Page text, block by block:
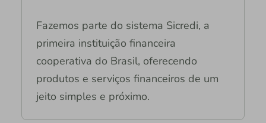
Fazemos parte do sistema Sicredi, a
primeira instituição financeira
cooperativa do Brasil, oferecendo
produtos e serviços financeiros de um
jeito simples e próximo.